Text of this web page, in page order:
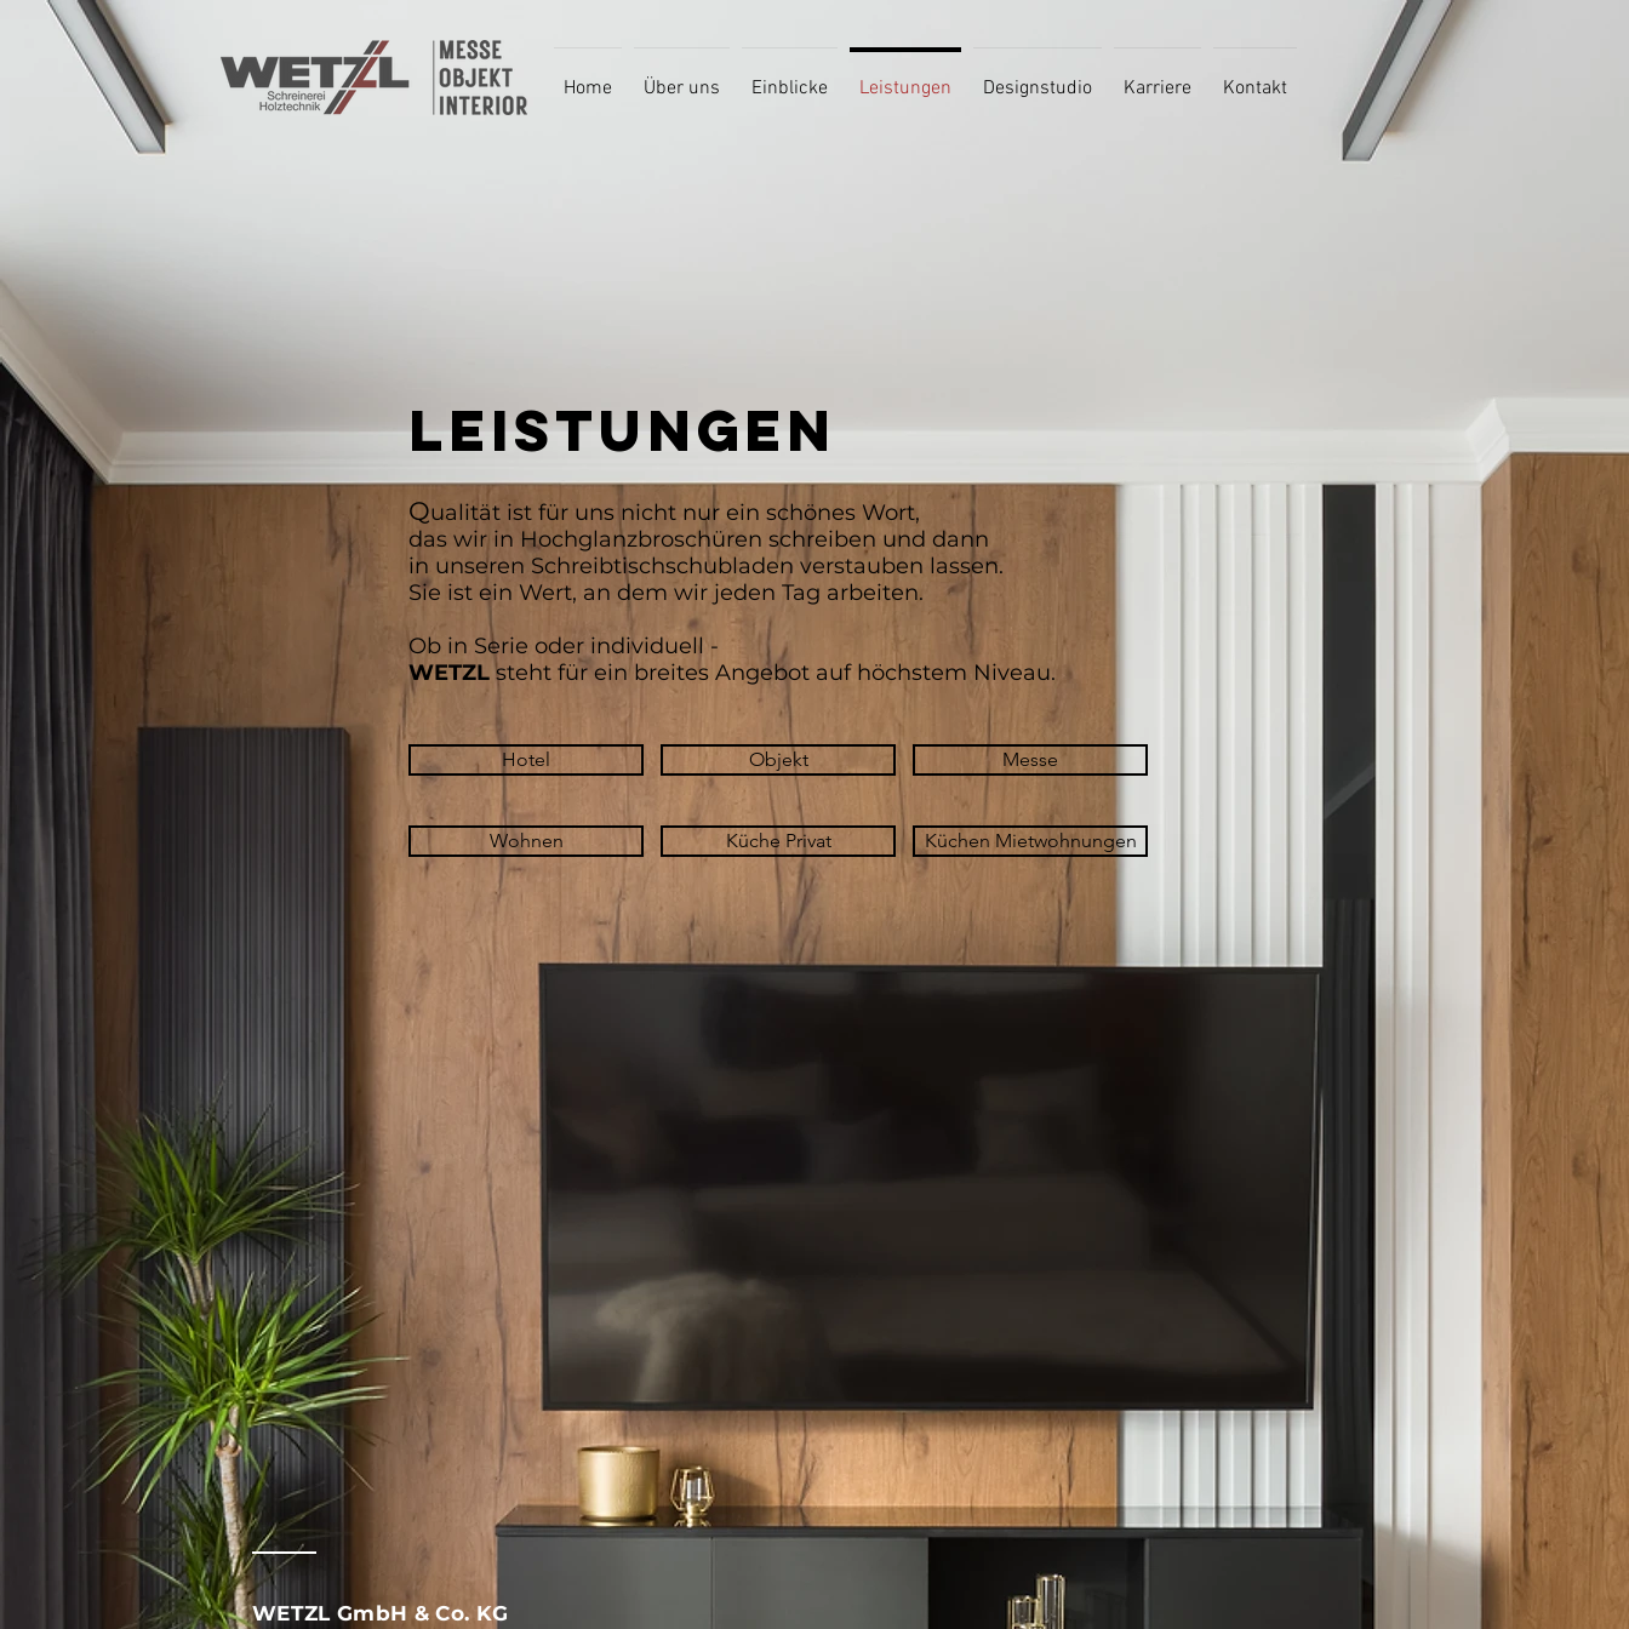
Home Über uns Einblicke Leistungen Designstudio Karriere Kontakt
LEISTUNGEN
Qualität ist für uns nicht nur ein schönes Wort,
das wir in Hochglanzbroschüren schreiben und dann
in unseren Schreibtischschubladen verstauben lassen.
Sie ist ein Wert, an dem wir jeden Tag arbeiten.
Ob in Serie oder individuell -
WETZLsteht für ein breites Angebot auf höchstem Niveau.
Hotel Objekt Messe
Wohnen Küche Privat Küchen Mietwohnungen
WETZL GmbH & Co. KG